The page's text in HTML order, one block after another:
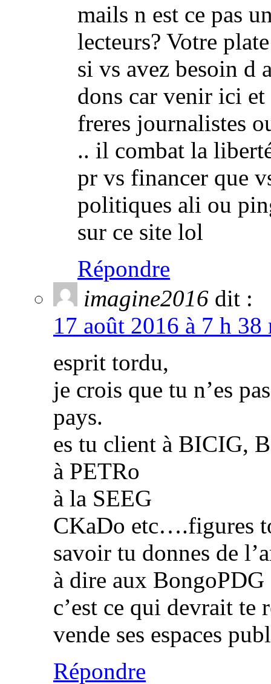
mails n est ce pas
lecteurs? Votre
si vs avez besoin d
dons car venir ici
freres journalistes
.. il combat la
pr vs financer que
politiques ali ou
sur ce site lol
Répondre
imagine2016 dit :
17 août 2016 à 7 h
esprit tordu,
je crois que tu n’es
pays.
es tu client à BICIG,
à PETRo
à la SEEG
CKaDo etc….figures
savoir tu donnes de
à dire aux BongoPDG
c’est ce qui devrait te
vende ses espaces
Répondre